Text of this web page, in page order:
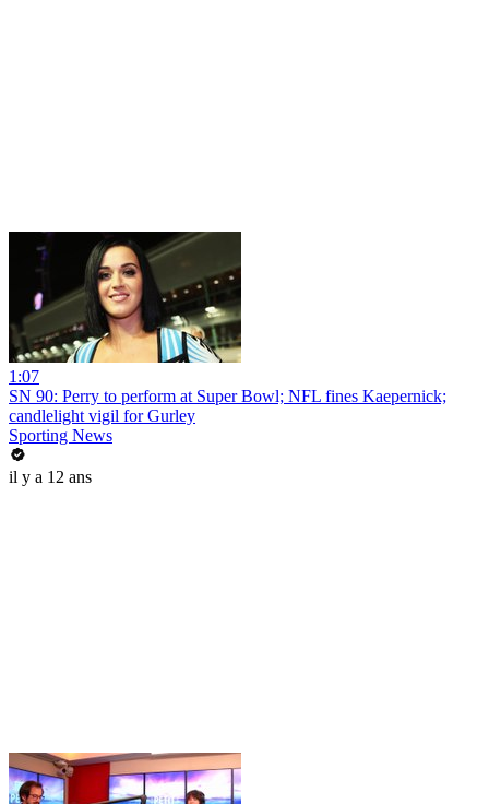
1:07
SN 90: Perry to perform at Super Bowl; NFL fines Kaepernick;
candlelight vigil for Gurley
Sporting News
il y a 12 ans